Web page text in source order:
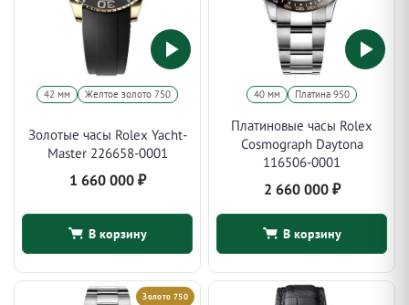
42 мм Желтое золото 750
Золотые часы Rolex Yacht-
Master 226658-0001
1 660 000 ₽
В корзину
40 мм Платина 950
Платиновые часы Rolex
Cosmograph Daytona
116506-0001
2 660 000 ₽
В корзину
Золото 750